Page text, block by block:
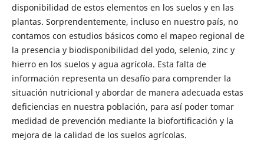
disponibilidad de estos elementos en los suelos y en las
plantas. Sorprendentemente, incluso en nuestro país, no
contamos con estudios básicos como el mapeo regional de
la presencia y biodisponibilidad del yodo, selenio, zinc y
hierro en los suelos y agua agrícola. Esta falta de
información representa un desafío para comprender la
situación nutricional y abordar de manera adecuada estas
deficiencias en nuestra población, para así poder tomar
medidad de prevención mediante la biofortificación y la
mejora de la calidad de los suelos agrícolas.